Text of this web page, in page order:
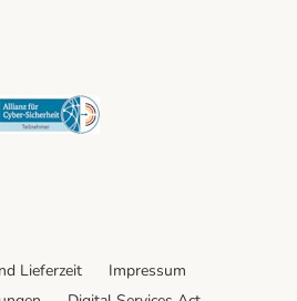
Security Security
Lieferzeit
Impressum